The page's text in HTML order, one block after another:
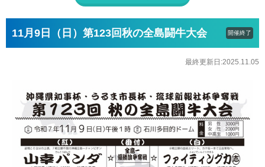
11月9日（日）第123回秋の全島闘牛大会 開催終了
最終更新日:2025.11.05